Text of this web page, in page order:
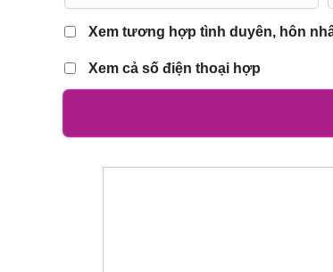
Xem tương hợp tình duyên, hôn
Xem cả số điện thoại hợp